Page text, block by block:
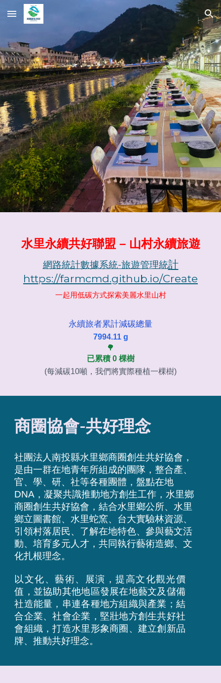
Skip to main content Skip to navigation
水里永續共好聯盟 – 山村永續旅遊
網路統計數據系統-旅遊管理統計
https://farmcmd.github.io/Create
一起用低碳方式探索美麗水里山村
永續旅者累計減碳總量
7994.11 g
🌳
已累積 0 棵樹
(每減碳10噸，我們將實際種植一棵樹)
商圈協會-共好理念
社團法人南投縣水里鄉商圈創生共好協會，
是由一群在地青年所組成的團隊，整合產、
官、學、研、社等各種團體，盤點在地
DNA，凝聚共識推動地方創生工作，水里鄉
商圈創生共好協會，結合水里鄉公所、水里
鄉立圖書館、水里蛇窯、台大實驗林資源、
引領村落居民、了解在地特色、參與藝文活
動、培育多元人才，共同執行藝術造鄉、文
化扎根理念。
以文化、藝術、展演，提高文化觀光價
值，並協助其他地區發展在地藝文及儲備
社造能量，串連各種地方組織與產業；結
合企業、社會企業，堅壯地方創生共好社
會組織，打造水里形象商圈、建立創新品
牌、推動共好理念。